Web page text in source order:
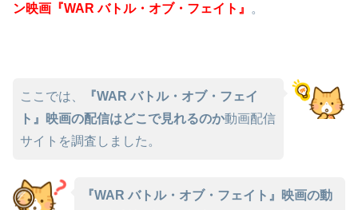
ン映画『WAR バトル・オブ・フェイト』
。
ここでは、
『WAR バトル・オブ・フェイ
ト』映画の配信はどこで見れるのか動画配信
サイトを調査しました。
『WAR バトル・オブ・フェイト』映画の動